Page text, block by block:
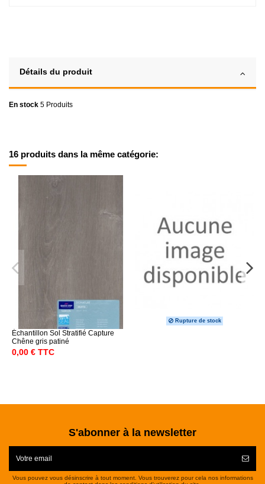
Détails du produit
En stock 5 Produits
16 produits dans la même catégorie:
Échantillon Sol Stratifié Capture
Chêne gris patiné
0,00 € TTC
Rupture de stock
S'abonner à la newsletter
Vous pouvez vous désinscrire à tout moment. Vous trouverez pour cela nos informations